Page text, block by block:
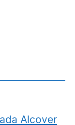
Alcover